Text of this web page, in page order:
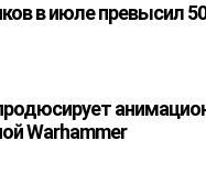
в июле превысил
Warhammer